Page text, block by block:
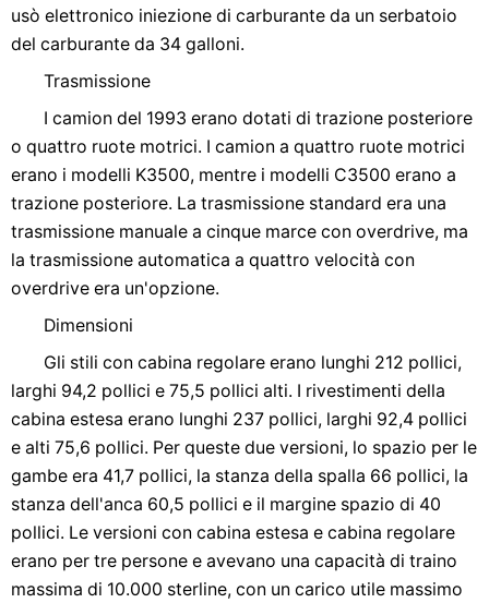
usò elettronico iniezione di carburante da un serbatoio
del carburante da 34 galloni.
Trasmissione
I camion del 1993 erano dotati di trazione posteriore
o quattro ruote motrici. I camion a quattro ruote motrici
erano i modelli K3500, mentre i modelli C3500 erano a
trazione posteriore. La trasmissione standard era una
trasmissione manuale a cinque marce con overdrive, ma
la trasmissione automatica a quattro velocità con
overdrive era un'opzione.
Dimensioni
Gli stili con cabina regolare erano lunghi 212 pollici,
larghi 94,2 pollici e 75,5 pollici alti. I rivestimenti della
cabina estesa erano lunghi 237 pollici, larghi 92,4 pollici
e alti 75,6 pollici. Per queste due versioni, lo spazio per le
gambe era 41,7 pollici, la stanza della spalla 66 pollici, la
stanza dell'anca 60,5 pollici e il margine spazio di 40
pollici. Le versioni con cabina estesa e cabina regolare
erano per tre persone e avevano una capacità di traino
massima di 10.000 sterline, con un carico utile massimo